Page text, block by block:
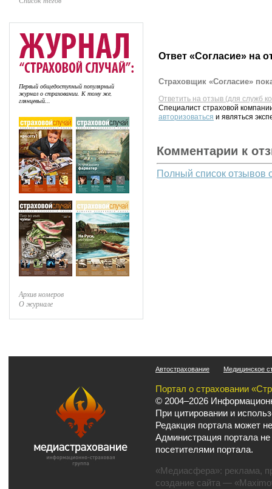
Первый общедоступный популярный
журнал о страховании. К тому же,
глянцевый...
Архив номеров
О журнале
Ответ «Согласие» на
Страховщик «Согласие»
Ответить на отзыв (для служб
Специалист страховой
авторизоваться и являться
Комментарии к
Полный список отзывов
Автострахование Медицинское
Портал о страховании
© 2004–2026
При цитировании и
Редакция портала может
Администрация портала
посетителями портала.
«Медиасфера»: реклама,
создание сайта —